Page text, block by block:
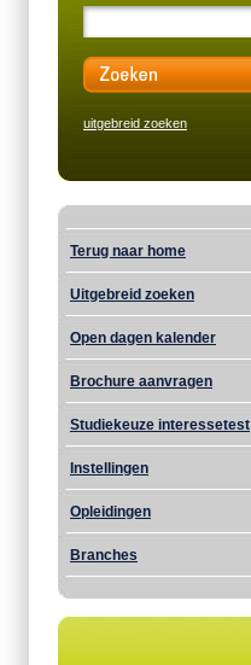
uitgebreid zoeken
Terug naar home
Uitgebreid zoeken
Open dagen kalender
Brochure aanvragen
Studiekeuze interessetest
Instellingen
Opleidingen
Branches